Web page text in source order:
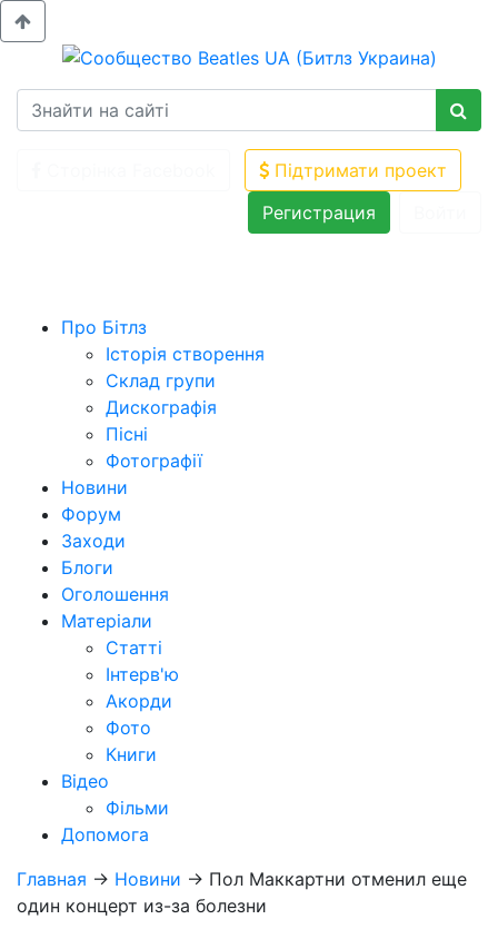
Підтримати проект
Регистрация
Про Бітлз
Історія створення
Склад групи
Дискографія
Пісні
Фотографії
Новини
Форум
Заходи
Блоги
Оголошення
Матеріали
Статті
Інтерв'ю
Акорди
Фото
Книги
Відео
Фільми
Допомога
Главная → Новини → Пол Маккартни отменил еще
один концерт из-за болезни